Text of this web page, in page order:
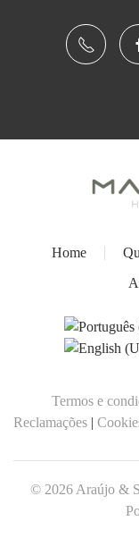
Home
Termos e
Reclamações |
© 2026 Araújo &